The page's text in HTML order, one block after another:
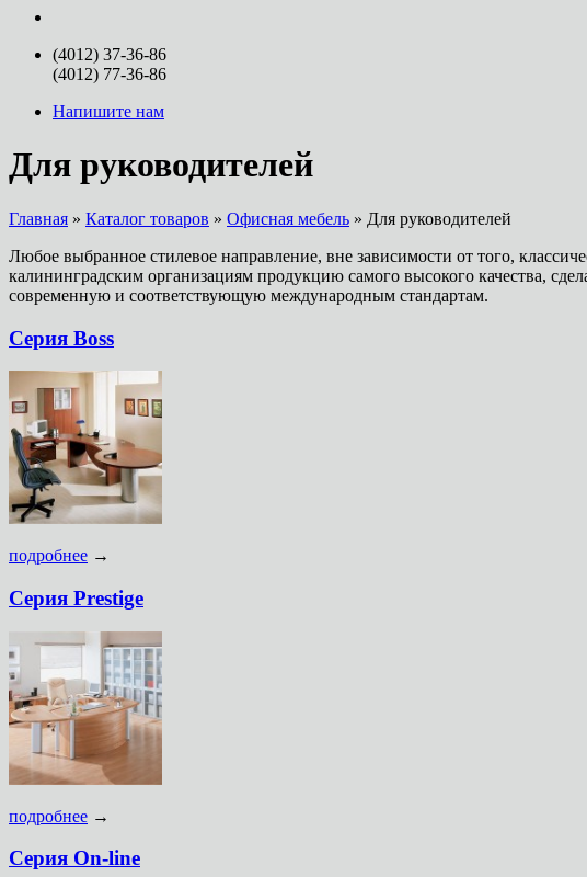
(4012) 37-36-86
(4012) 77-36-86
Напишите нам
Для руководителей
Главная » Каталог товаров » Офисная мебель » Для руководителей
Любое выбранное стилевое направление, вне зависимости от того,
калининградским организациям продукцию самого высокого качества,
современную и соответствующую международным стандартам.
Серия Boss
подробнее →
Серия Prestige
подробнее →
Серия On-line